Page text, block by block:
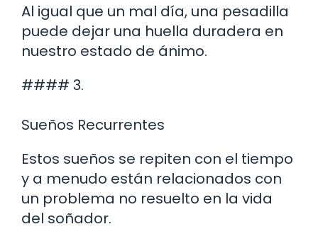
Al igual que un mal día, una pesadilla
puede dejar una huella duradera en
nuestro estado de ánimo.
#### 3.
Sueños Recurrentes
Estos sueños se repiten con el tiempo
y a menudo están relacionados con
un problema no resuelto en la vida
del soñador.